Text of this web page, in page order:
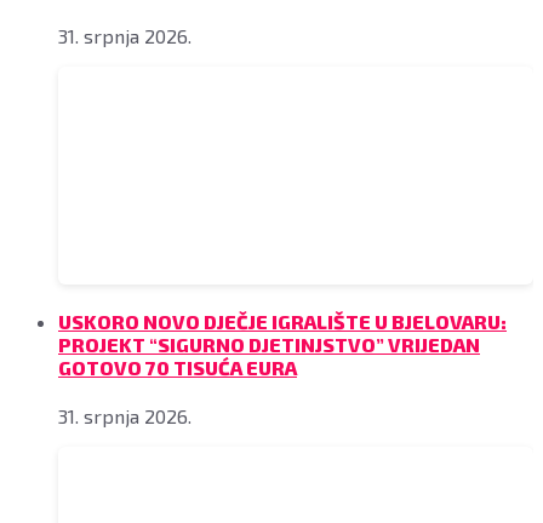
31. srpnja 2026.
USKORO NOVO DJEČJE IGRALIŠTE U BJELOVARU:
PROJEKT “SIGURNO DJETINJSTVO” VRIJEDAN
GOTOVO 70 TISUĆA EURA
31. srpnja 2026.